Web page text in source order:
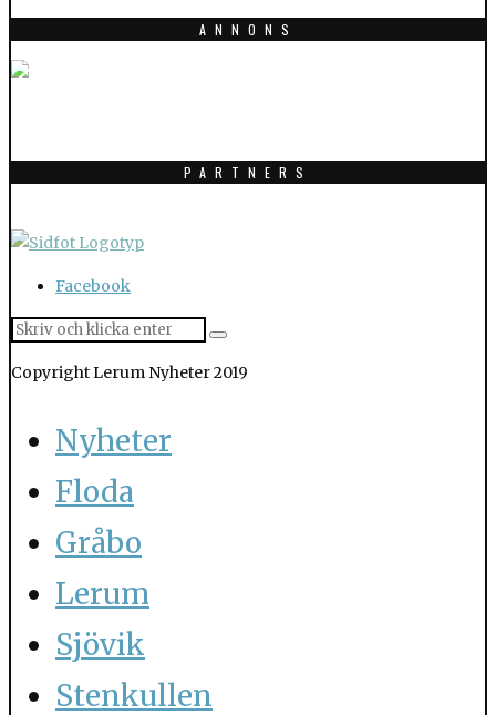
ANNONS
PARTNERS
Facebook
Copyright Lerum Nyheter 2019
Nyheter
Floda
Gråbo
Lerum
Sjövik
Stenkullen